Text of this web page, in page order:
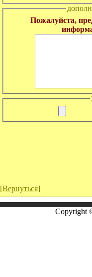
Пожалуйста,
[Вернуться]
Copyright